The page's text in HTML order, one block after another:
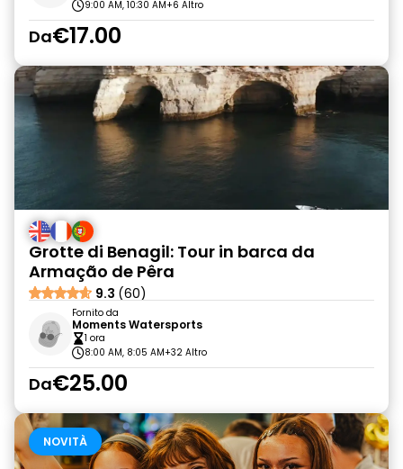
9:00 AM, 10:30 AM+6 Altro
Da€17.00
Grotte di Benagil: Tour in barca da
Armação de Pêra
9.3 (60)
Fornito da
Moments Watersports
1 ora
8:00 AM, 8:05 AM+32 Altro
Da€25.00
NOVITÀ